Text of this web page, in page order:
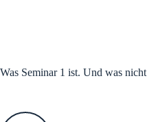
Was Seminar 1 ist. Und was nicht